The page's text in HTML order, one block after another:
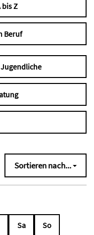
bis Z
Beruf
Sortieren nach...
Sa So